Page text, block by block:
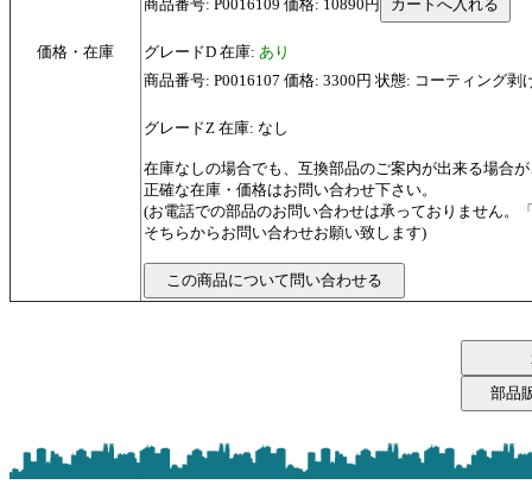
価格・在庫
商品番号: P0016109 価格: 10890円
グレードD 在庫: あり
商品番号: P0016107 価格: 3300円 状態: コーティング剥
グレードZ 在庫: なし
在庫なしの場合でも、互換部品のご案内が出来る場合
正確な在庫・価格はお問い合わせ下さい。
(お電話での部品のお問い合わせは承っておりません。
そちらからお問い合わせお願い致します)